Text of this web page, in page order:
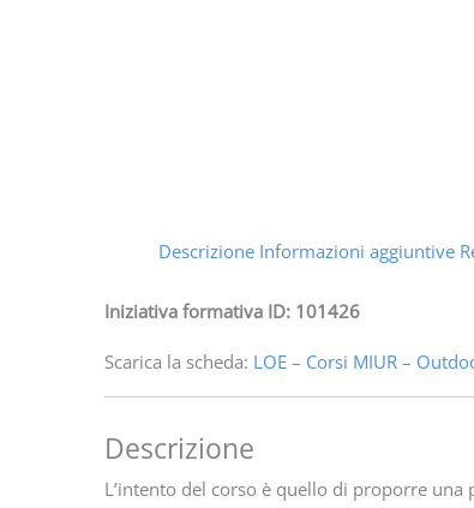
Descrizione Informazioni aggiuntive
Iniziativa formativa ID: 101426
Scarica la scheda: LOE – Corsi MIUR –
Descrizione
L’intento del corso è quello di proporre